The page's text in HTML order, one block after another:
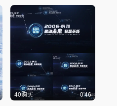
40购买 0'46